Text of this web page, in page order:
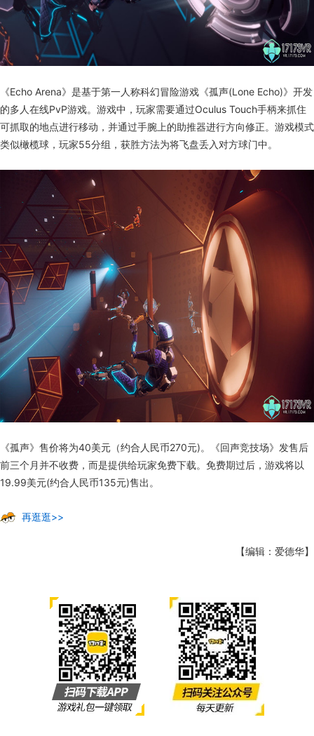
《Echo Arena》是基于第一人称科幻冒险游戏《孤声(Lone Echo)》开发
的多人在线PvP游戏。游戏中，玩家需要通过Oculus Touch手柄来抓住
可抓取的地点进行移动，并通过手腕上的助推器进行方向修正。游戏模式
类似橄榄球，玩家55分组，获胜方法为将飞盘丢入对方球门中。
《孤声》售价将为40美元（约合人民币270元)。《回声竞技场》发售后
前三个月并不收费，而是提供给玩家免费下载。免费期过后，游戏将以
19.99美元(约合人民币135元)售出。
再逛逛>>
【编辑：爱德华】